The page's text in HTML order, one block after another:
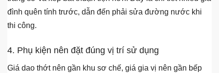
đình quên tính trước, dẫn đến phải sửa đường nước khi
thi công.
4. Phụ kiện nên đặt đúng vị trí sử dụng
Giá dao thớt nên gần khu sơ chế, giá gia vị nên gần bếp